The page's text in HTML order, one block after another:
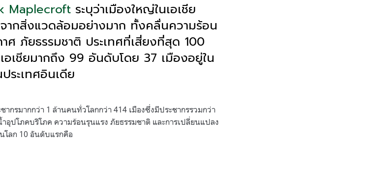
Maplecroft ระบุว่าเมืองใหญ่ในเอเชีย
กสิ่งแวดล้อมอย่างมาก ทั้งคลื่นความร้อน
ศ ภัยธรรมชาติ ประเทศที่เสี่ยงที่สุด 100
เชียมากถึง 99 อันดับโดย 37 เมืองอยู่ใน
ระเทศอินเดีย
กรมากกว่า 1 ล้านคนทั่วโลกกว่า 414 เมืองซึ่งมีประชากรรวมกว่า
อุปโภคบริโภค ความร้อนรุนแรง ภัยธรรมชาติ และการเปลี่ยนแปลง
โลก 10 อันดับแรกคือ